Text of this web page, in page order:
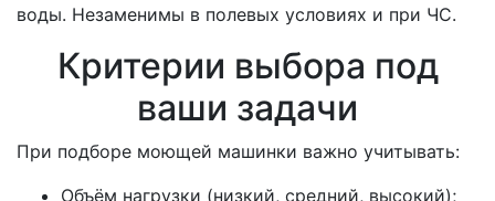
воды. Незаменимы в полевых условиях и при ЧС.
Критерии выбора под
ваши задачи
При подборе моющей машинки важно учитывать:
Объём нагрузки (низкий, средний, высокий);